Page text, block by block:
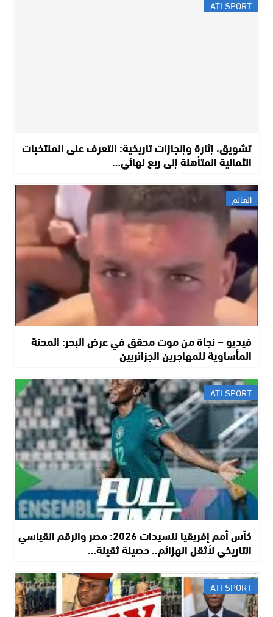
ATI SPORT
تشويق، إثارة وإنجازات تاريخية: التعرف على المنتخبات
الثمانية المتأهلة إلى ربع نهائي…
العالم
فيديو – نجاة من موت محقق في عرض البحر: المحنة
المأساوية للمهاجرين الجزائريين
ATI SPORT
كأس أمم إفريقيا للسيدات 2026: مصر والرقم القياسي
التاريخي لأثقل الهزائم.. حصيلة ثقيلة…
ATI SPORT